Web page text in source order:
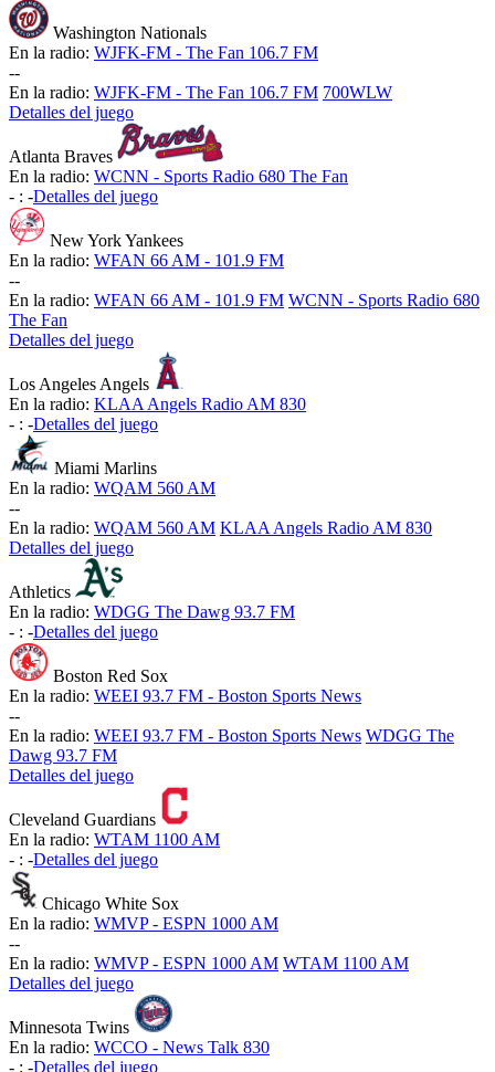
Washington Nationals
En la radio: WJFK-FM - The Fan 106.7 FM
--
En la radio: WJFK-FM - The Fan 106.7 FM 700WLW
Detalles del juego
Atlanta Braves
En la radio: WCNN - Sports Radio 680 The Fan
- : -Detalles del juego
New York Yankees
En la radio: WFAN 66 AM - 101.9 FM
--
En la radio: WFAN 66 AM - 101.9 FM WCNN - Sports Radio 680
The Fan
Detalles del juego
Los Angeles Angels
En la radio: KLAA Angels Radio AM 830
- : -Detalles del juego
Miami Marlins
En la radio: WQAM 560 AM
--
En la radio: WQAM 560 AM KLAA Angels Radio AM 830
Detalles del juego
Athletics
En la radio: WDGG The Dawg 93.7 FM
- : -Detalles del juego
Boston Red Sox
En la radio: WEEI 93.7 FM - Boston Sports News
--
En la radio: WEEI 93.7 FM - Boston Sports News WDGG The
Dawg 93.7 FM
Detalles del juego
Cleveland Guardians
En la radio: WTAM 1100 AM
- : -Detalles del juego
Chicago White Sox
En la radio: WMVP - ESPN 1000 AM
--
En la radio: WMVP - ESPN 1000 AM WTAM 1100 AM
Detalles del juego
Minnesota Twins
En la radio: WCCO - News Talk 830
- : -Detalles del juego